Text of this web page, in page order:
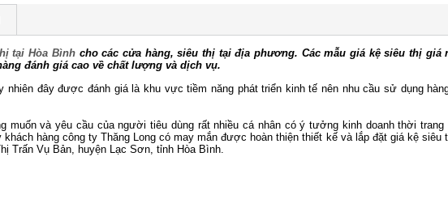
tại Hòa Bìnhcho các cửa hàng, siêu thị tại địa phương. Các mẫu giá kệ siêu thị giá
đánh giá cao về chất lượng và dịch vụ.
đây được đánh giá là khu vực tiềm năng phát triển kinh tế nên nhu cầu sử dụng
muốn và yêu cầu của người tiêu dùng rất nhiều cá nhân có ý tưởng kinh doanh thời trang
hàng công ty Thăng Long có may mắn được hoàn thiện thiết kế và lắp đặt giá kệ siêu
Trấn Vụ Bản, huyện Lạc Sơn, tỉnh Hòa Bình.